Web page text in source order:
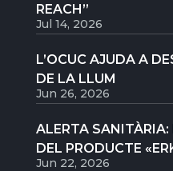
REACH”
Jul 14, 2026
L’OCUC AJUDA A
DE LA LLUM
Jun 26, 2026
ALERTA
DEL PRODUCTE
Jun 22, 2026